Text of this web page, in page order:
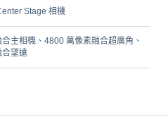
Stage 相機
主相機、4800 萬像素融合超廣角、
望遠